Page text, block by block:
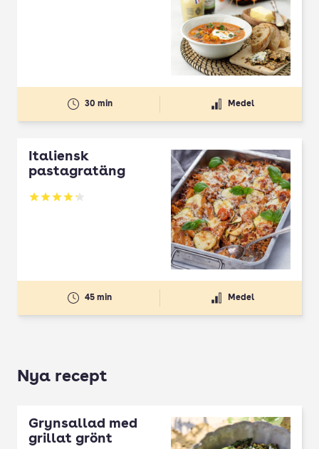
30 min Medel
Italiensk
pastagratäng
Betyg: 4.19 av 5
45 min Medel
Nya recept
Grynsallad med
grillat grönt